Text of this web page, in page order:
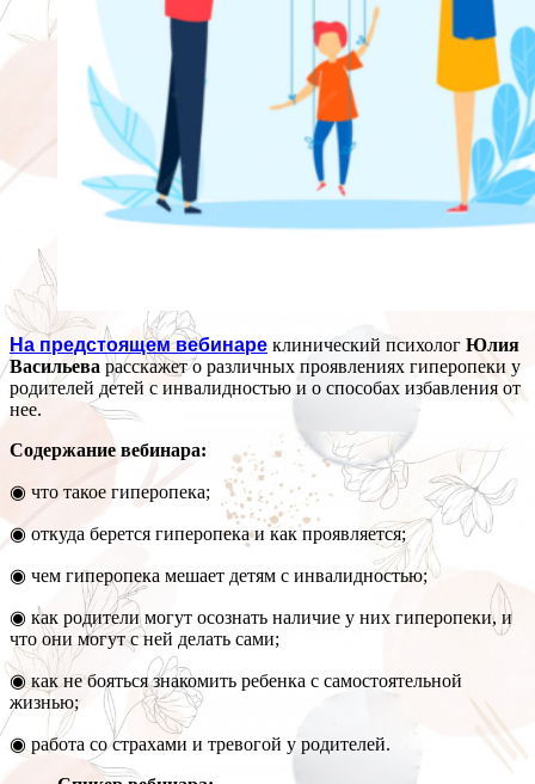
На предстоящем вебинаре клинический психолог Юлия
Васильева расскажет о различных проявлениях гиперопеки у
родителей детей с инвалидностью и о способах избавления от
нее.
Содержание вебинара:
◉ что такое гиперопека;
◉ откуда берется гиперопека и как проявляется;
◉ чем гиперопека мешает детям с инвалидностью;
◉ как родители могут осознать наличие у них гиперопеки, и
что они могут с ней делать сами;
◉ как не бояться знакомить ребенка с самостоятельной
жизнью;
◉ работа со страхами и тревогой у родителей.